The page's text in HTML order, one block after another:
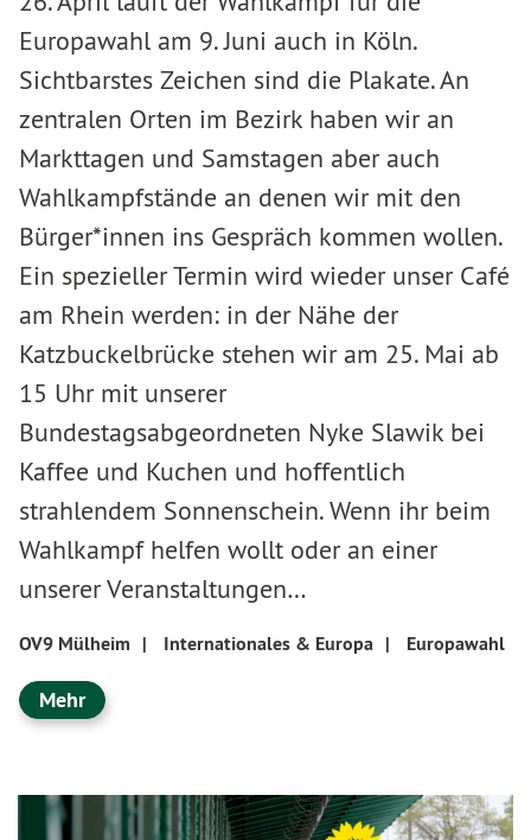
Europawahl am 9. Juni auch in Köln.
Sichtbarstes Zeichen sind die Plakate. An
zentralen Orten im Bezirk haben wir an
Markttagen und Samstagen aber auch
Wahlkampfstände an denen wir mit den
Bürger*innen ins Gespräch kommen wollen.
Ein spezieller Termin wird wieder unser Café
am Rhein werden: in der Nähe der
Katzbuckelbrücke stehen wir am 25. Mai ab
15 Uhr mit unserer
Bundestagsabgeordneten Nyke Slawik bei
Kaffee und Kuchen und hoffentlich
strahlendem Sonnenschein. Wenn ihr beim
Wahlkampf helfen wollt oder an einer
unserer Veranstaltungen…
OV9 Mülheim | Internationales & Europa | Europawahl
Mehr